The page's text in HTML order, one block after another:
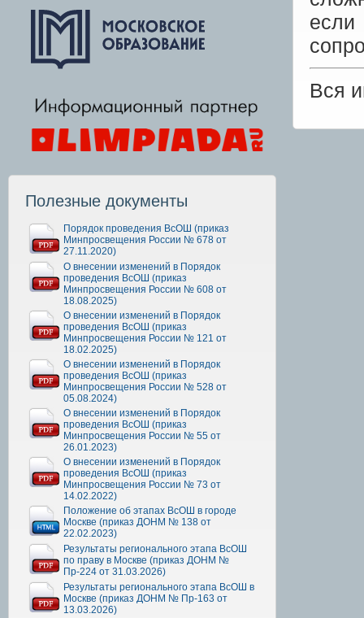
Полезные документы
Порядок проведения ВсОШ (приказ
Минпросвещения России № 678 от
27.11.2020)
О внесении изменений в Порядок
проведения ВсОШ (приказ
Минпросвещения России № 608 от
18.08.2025)
О внесении изменений в Порядок
проведения ВсОШ (приказ
Минпросвещения России № 121 от
18.02.2025)
О внесении изменений в Порядок
проведения ВсОШ (приказ
Минпросвещения России № 528 от
05.08.2024)
О внесении изменений в Порядок
проведения ВсОШ (приказ
Минпросвещения России № 55 от
26.01.2023)
О внесении изменений в Порядок
проведения ВсОШ (приказ
Минпросвещения России № 73 от
14.02.2022)
Положение об этапах ВсОШ в городе
Москве (приказ ДОНМ № 138 от
22.02.2023)
Результаты регионального этапа ВсОШ
по праву в Москве (приказ ДОНМ №
Пр-224 от 31.03.2026)
Результаты регионального этапа ВсОШ в
Москве (приказ ДОНМ № Пр-163 от
13.03.2026)
Вся